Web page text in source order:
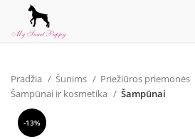
Pradžia Šunims
Priežiūros priemonės
Šampūnai ir kosmetika
Šampūnai
-13%